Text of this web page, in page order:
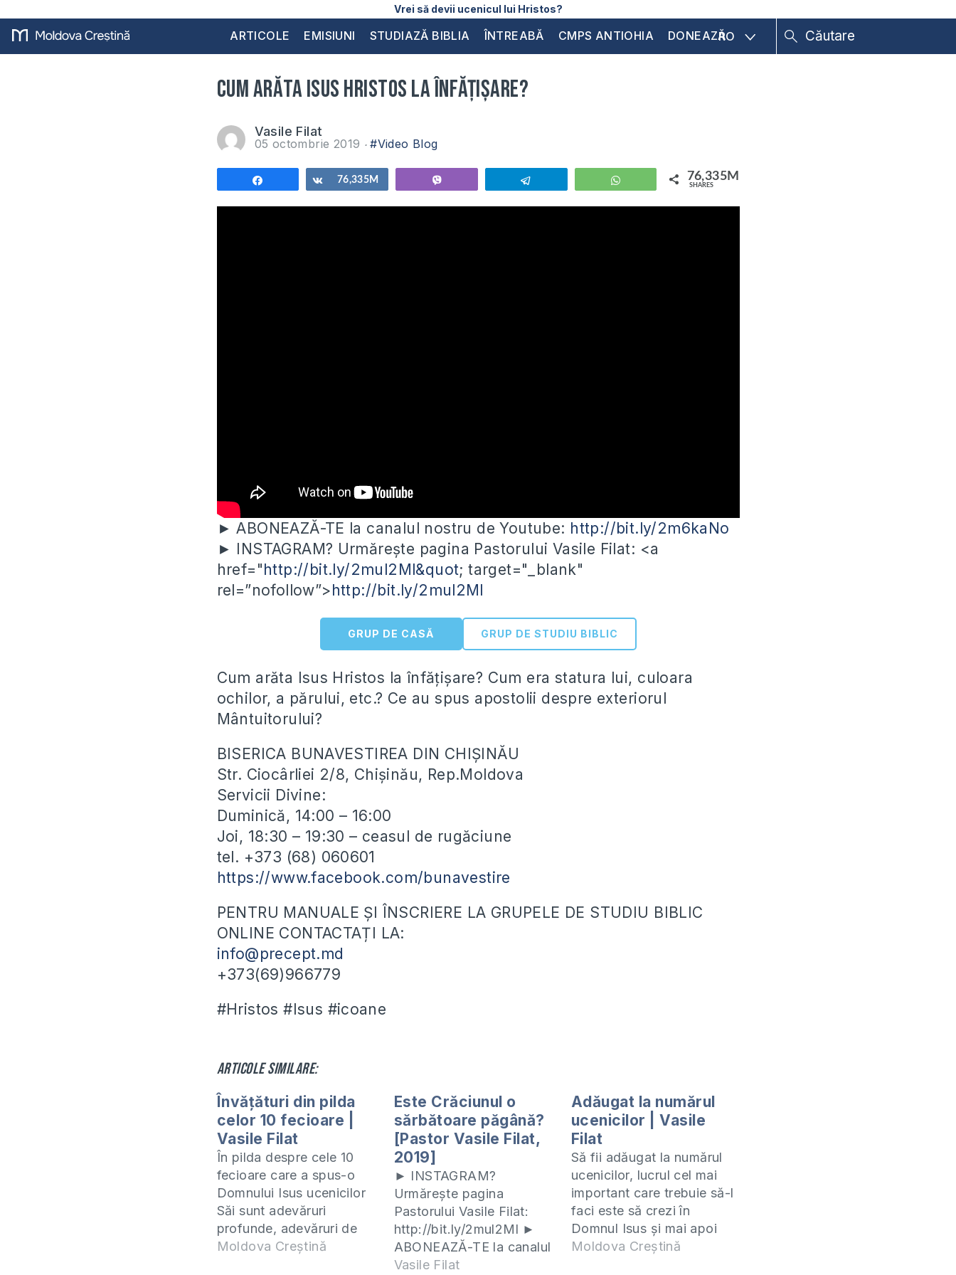
Vrei să devii ucenicul lui Hristos?
ARTICOLE EMISIUNI STUDIAZĂ BIBLIA ÎNTREABĂ CMPS ANTIOHIA DONEAZĂRO
Cum arăta Isus Hristos la înfățișare?
Vasile Filat
05 octombrie 2019 #Video Blog
Share
76,335M WhatsApp 76,335M
SHARES
► ABONEAZĂ-TE la canalul nostru de Youtube: http://bit.ly/2m6kaNo
► INSTAGRAM? Urmărește pagina Pastorului Vasile Filat: <a
href=" http://bit.ly/2mul2Ml&quot; target="_blank"
rel=”nofollow”> http://bit.ly/2mul2Ml
GRUP DE CASĂ GRUP DE STUDIU BIBLIC
Cum arăta Isus Hristos la înfățișare? Cum era statura lui, culoara
ochilor, a părului, etc.? Ce au spus apostolii despre exteriorul
Mântuitorului?
BISERICA BUNAVESTIREA DIN CHIȘINĂU
Str. Ciocârliei 2/8, Chișinău, Rep.Moldova
Servicii Divine:
Duminică, 14:00 – 16:00
Joi, 18:30 – 19:30 – ceasul de rugăciune
tel. +373 (68) 060601
https://www.facebook.com/bunavestire
PENTRU MANUALE ȘI ÎNSCRIERE LA GRUPELE DE STUDIU BIBLIC
ONLINE CONTACTAȚI LA:
info@precept.md
+373(69)966779
#Hristos #Isus #icoane
Articole similare:
Învățături din pilda
celor 10 fecioare |
Vasile Filat
În pilda despre cele 10
fecioare care a spus-o
Domnului Isus ucenicilor
Săi sunt adevăruri
profunde, adevăruri de
care avem toți nevoie să
Moldova Creștină
Este Crăciunul o
sărbătoare păgână?
[Pastor Vasile Filat,
2019]
► INSTAGRAM?
Urmărește pagina
Pastorului Vasile Filat:
http://bit.ly/2mul2Ml ►
ABONEAZĂ-TE la canalul
nostru de Youtube:
Vasile Filat
Adăugat la numărul
ucenicilor | Vasile
Filat
Să fii adăugat la numărul
ucenicilor, lucrul cel mai
important care trebuie să-l
faci este să crezi în
Domnul Isus și mai apoi
să mărturisești aceasta în
Moldova Creștină